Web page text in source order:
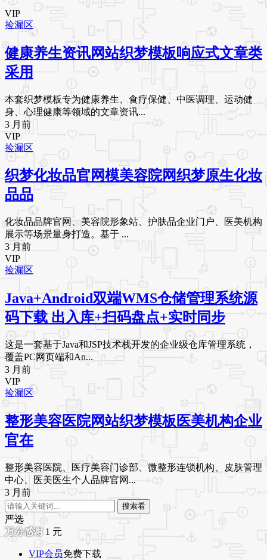
VIP
捡漏区
健康养生资讯网站织梦模板响应式文章类
采用
本套织梦模板专为健康养生、食疗保健、中医调理、运动健
身、心理健康等领域的文章资讯...
3 月前
VIP
捡漏区
织梦化妆品官网模美容院网织梦原生化妆
品品
化妆品品牌官网、美容院形象站、护肤品企业门户、医美机构
展示等场景量身打造。基于 ...
3 月前
VIP
捡漏区
Java+Android双端WMS仓储管理系统源
码下载 出入库+扫码盘点+实时同步
这是一套基于Java和JSP技术栈开发的企业级仓库管理系统，
覆盖PC网页端和An...
3 月前
VIP
捡漏区
整形美容医院网站织梦模板医美机构企业
官在
整形美容医院、医疗美容门诊部、微整形连锁机构、皮肤管理
中心、医美医生个人品牌官网...
3 月前
搜索看
严选
1 元
VIP会员免费下载